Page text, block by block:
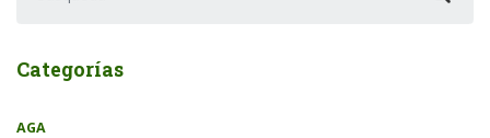
Categorías
AGA